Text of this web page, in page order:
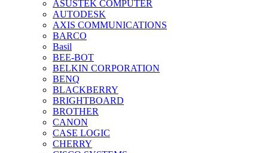
ASUSTEK COMPUTER
AUTODESK
AXIS COMMUNICATIONS
BARCO
Basil
BEE-BOT
BELKIN CORPORATION
BENQ
BLACKBERRY
BRIGHTBOARD
BROTHER
CANON
CASE LOGIC
CHERRY